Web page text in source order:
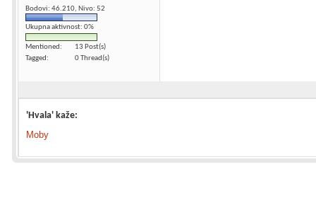
Bodovi: 46.210, Nivo: 52
Ukupna aktivnost: 0%
Mentioned
13 Post(s)
Tagged
0 Thread(s)
'Hvala' kaže:
Moby